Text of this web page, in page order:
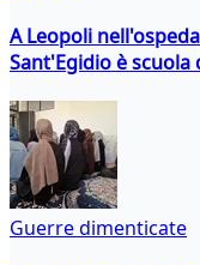
A Leopoli
Sant'Egidio è
Guerre dimenticate